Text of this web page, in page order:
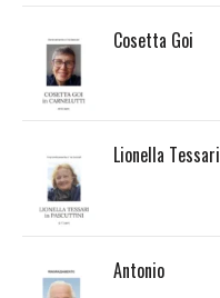
Cosetta Goi
Lionella Tessari
Antonio